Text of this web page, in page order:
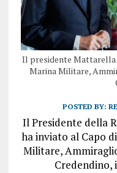
Il presidente Mattarella
Marina Militare,
POSTED BY:
Il Presidente della
ha inviato al Capo
Militare,
Credendino,